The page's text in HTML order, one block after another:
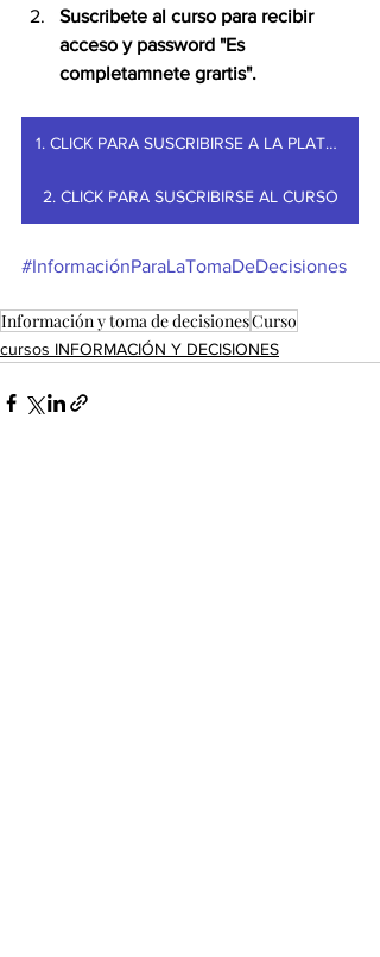
Suscribete al curso para recibir
acceso y password "Es
completamnete grartis".
1. CLICK PARA SUSCRIBIRSE A LA PLATAFORMA
2. CLICK PARA SUSCRIBIRSE AL CURSO
#InformaciónParaLaTomaDeDecisiones
Información y toma de decisionesCurso
cursos INFORMACIÓN Y DECISIONES